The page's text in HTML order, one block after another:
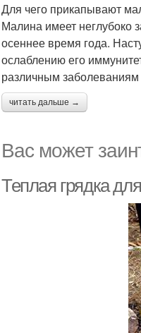
Для чего прикапывают
Малина имеет неглубоко
осеннее время года.
ослаблению его
различным
читать дальше →
Вас может
Теплая грядка